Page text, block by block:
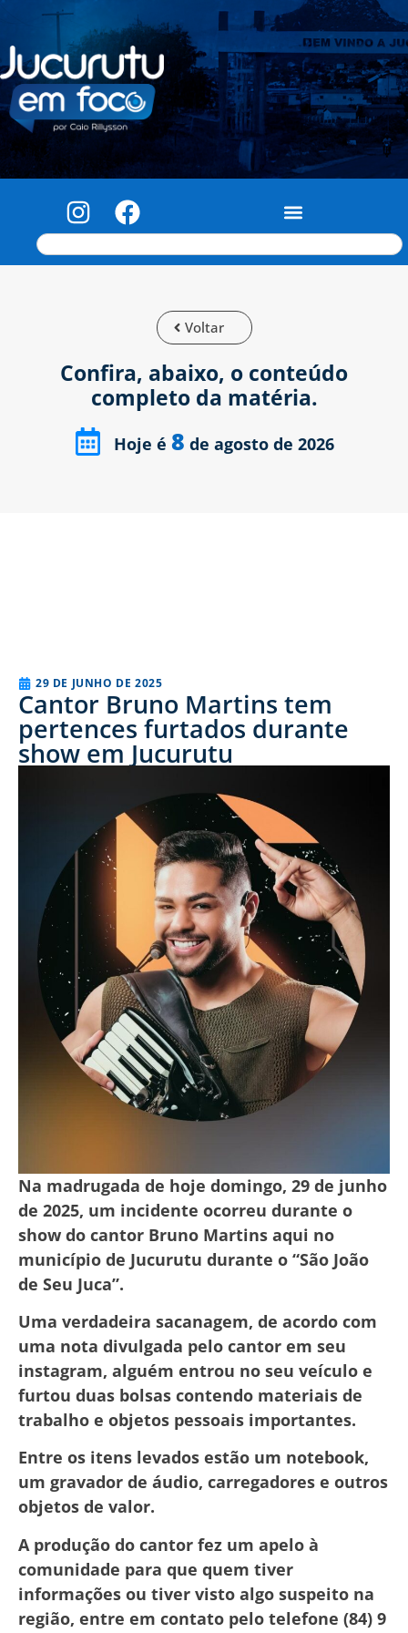
Voltar
Confira, abaixo, o conteúdo
completo da matéria.
Hoje é 8 de agosto de 2026
29 DE JUNHO DE 2025
Cantor Bruno Martins tem
pertences furtados durante
show em Jucurutu
Na madrugada de hoje domingo, 29 de junho
de 2025, um incidente ocorreu durante o
show do cantor Bruno Martins aqui no
município de Jucurutu durante o “São João
de Seu Juca”.
Uma verdadeira sacanagem, de acordo com
uma nota divulgada pelo cantor em seu
instagram, alguém entrou no seu veículo e
furtou duas bolsas contendo materiais de
trabalho e objetos pessoais importantes.
Entre os itens levados estão um notebook,
um gravador de áudio, carregadores e outros
objetos de valor.
A produção do cantor fez um apelo à
comunidade para que quem tiver
informações ou tiver visto algo suspeito na
região, entre em contato pelo telefone (84) 9